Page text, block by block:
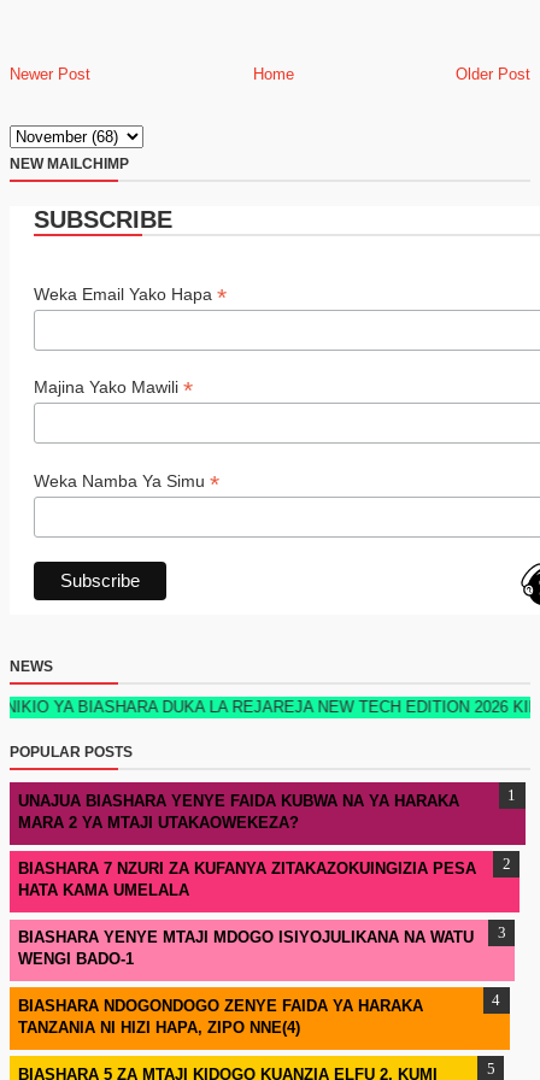
Newer Post Older Post
Home
NEW MAILCHIMP
SUBSCRIBE
Weka Email Yako Hapa *
Majina Yako Mawili *
Weka Namba Ya Simu *
NEWS
DUKA LA REJAREJA NEW TECH EDITION 2026
POPULAR POSTS
UNAJUA BIASHARA YENYE FAIDA KUBWA NA YA HARAKA
MARA 2 YA MTAJI UTAKAOWEKEZA?
BIASHARA 7 NZURI ZA KUFANYA ZITAKAZOKUINGIZIA PESA
HATA KAMA UMELALA
BIASHARA YENYE MTAJI MDOGO ISIYOJULIKANA NA WATU
WENGI BADO-1
BIASHARA NDOGONDOGO ZENYE FAIDA YA HARAKA
TANZANIA NI HIZI HAPA, ZIPO NNE(4)
BIASHARA 5 ZA MTAJI KIDOGO KUANZIA ELFU 2, KUMI